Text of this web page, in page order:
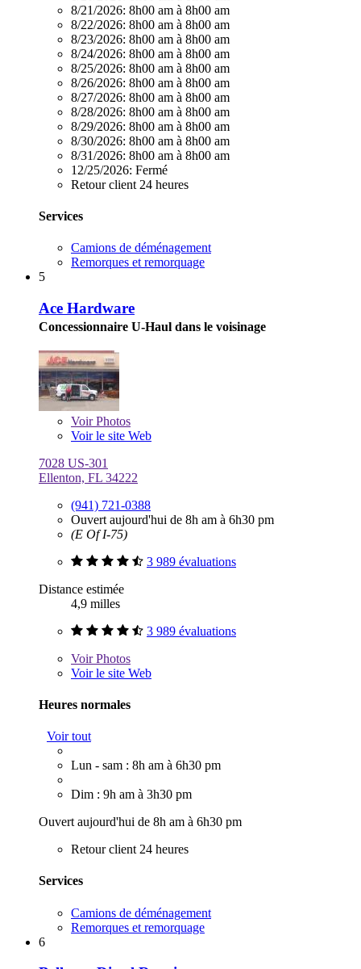
8/21/2026: 8h00 am à 8h00 am
8/22/2026: 8h00 am à 8h00 am
8/23/2026: 8h00 am à 8h00 am
8/24/2026: 8h00 am à 8h00 am
8/25/2026: 8h00 am à 8h00 am
8/26/2026: 8h00 am à 8h00 am
8/27/2026: 8h00 am à 8h00 am
8/28/2026: 8h00 am à 8h00 am
8/29/2026: 8h00 am à 8h00 am
8/30/2026: 8h00 am à 8h00 am
8/31/2026: 8h00 am à 8h00 am
12/25/2026: Fermé
Retour client 24 heures
Services
Camions de déménagement
Remorques et remorquage
5
Ace Hardware
Concessionnaire U-Haul dans le voisinage
VoirPhotos
Voir le site Web
7028 US-301
Ellenton, FL 34222
(941) 721-0388
Ouvert aujourd'hui de 8h am à 6h30 pm
(E Of I-75)
3 989 évaluations
Distance estimée
4,9 milles
3 989 évaluations
VoirPhotos
Voir le site Web
Heures normales
Voir tout
Lun - sam : 8h am à 6h30 pm
Dim : 9h am à 3h30 pm
Ouvert aujourd'hui de 8h am à 6h30 pm
Retour client 24 heures
Services
Camions de déménagement
Remorques et remorquage
6